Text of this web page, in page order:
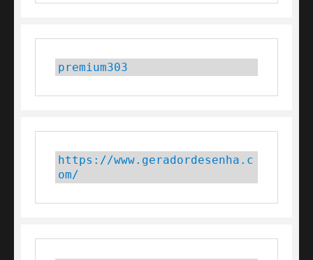
premium303
https://www.geradordesenha.c
om/